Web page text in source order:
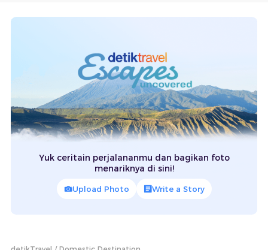
Yuk ceritain perjalananmu dan bagikan foto
menariknya di sini!
Upload Photo Write a Story